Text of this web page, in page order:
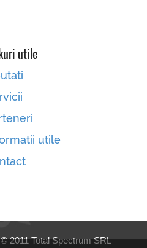
utile
utile
2011 Total Spectrum SRL